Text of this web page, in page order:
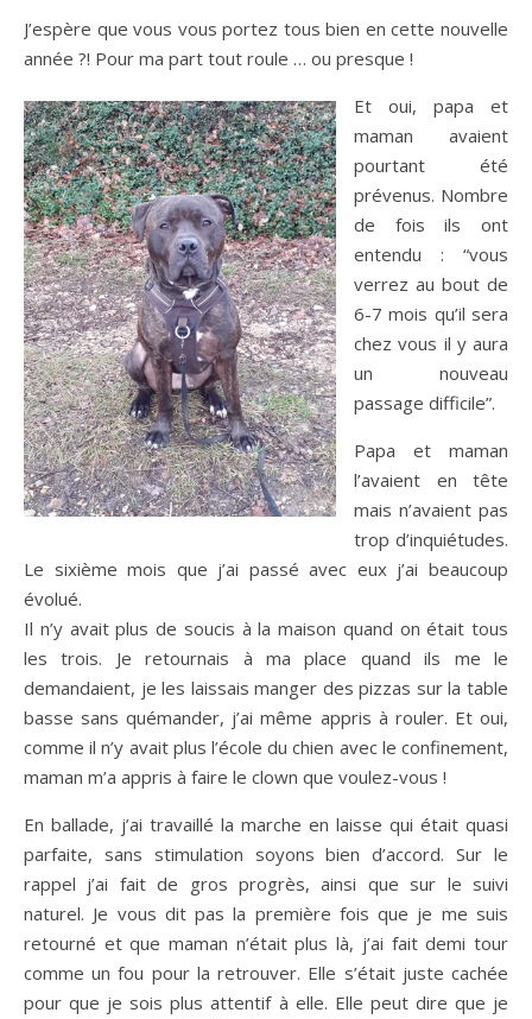
J’espère que vous vous portez tous bien en cette nouvelle
année ?! Pour ma part tout roule … ou presque !
Et oui, papa et
maman avaient
pourtant été
prévenus. Nombre
de fois ils ont
entendu : “vous
verrez au bout de
6-7 mois qu’il sera
chez vous il y aura
un nouveau
passage difficile”.
Papa et maman
l’avaient en tête
mais n’avaient pas
trop d’inquiétudes.
Le sixième mois que j’ai passé avec eux j’ai beaucoup
évolué.
Il n’y avait plus de soucis à la maison quand on était tous
les trois. Je retournais à ma place quand ils me le
demandaient, je les laissais manger des pizzas sur la table
basse sans quémander, j’ai même appris à rouler. Et oui,
comme il n’y avait plus l’école du chien avec le confinement,
maman m’a appris à faire le clown que voulez-vous !
En ballade, j’ai travaillé la marche en laisse qui était quasi
parfaite, sans stimulation soyons bien d’accord. Sur le
rappel j’ai fait de gros progrès, ainsi que sur le suivi
naturel. Je vous dit pas la première fois que je me suis
retourné et que maman n’était plus là, j’ai fait demi tour
comme un fou pour la retrouver. Elle s’était juste cachée
pour que je sois plus attentif à elle. Elle peut dire que je